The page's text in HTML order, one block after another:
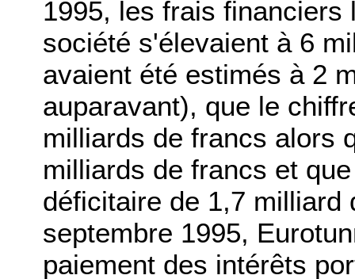
1995, les frais
société s'élevaient à 6
avaient été estimés à 2
auparavant), que le
milliards de francs alors
milliards de francs et
déficitaire de 1,7 milliard
septembre 1995,
paiement des intérêts